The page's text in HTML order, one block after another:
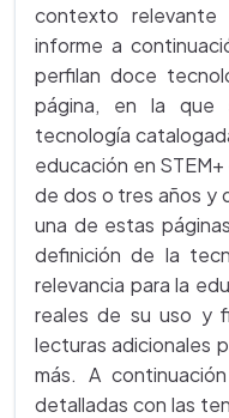
contexto
informe a
perfilan doce
página, en la que
tecnología
educación en
de dos o tres años y
una de estas
definición de la
relevancia para la
reales de su uso y
lecturas adicionales
más. A
detalladas con las